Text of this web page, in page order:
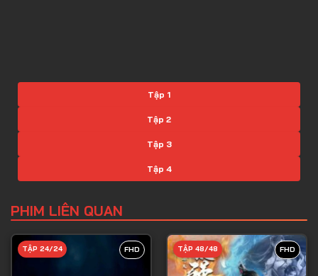
Tập 1
Tập 2
Tập 3
Tập 4
Tập 6
Tập 7
PHIM LIÊN QUAN
FHD
TẬP 24/24 FHD
TẬP 48/48